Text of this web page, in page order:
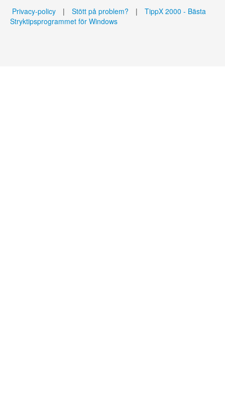
Privacy-policy
| Stött på problem? |
TippX 2000 - Bästa
Stryktipsprogrammet för Windows